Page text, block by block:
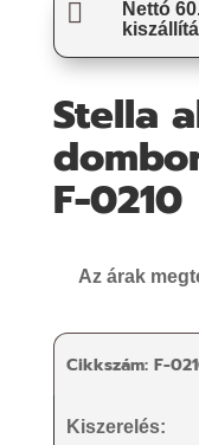

Nettó
Stella
F-0210
Az árak
Cikkszám: F-
Kiszerelés: